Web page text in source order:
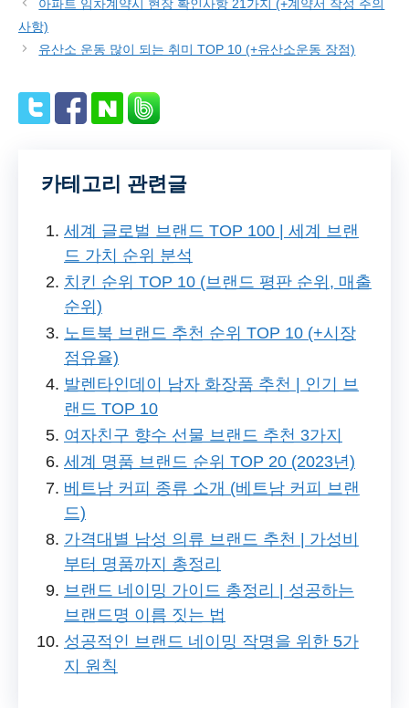
아파트 임차계약시 현장 확인사항 21가지 (+계약서 작성 주의
사항)
유산소 운동 많이 되는 취미 TOP 10 (+유산소운동 장점)
카테고리 관련글
세계 글로벌 브랜드 TOP 100 | 세계 브랜
드 가치 순위 분석
치킨 순위 TOP 10 (브랜드 평판 순위, 매출
순위)
노트북 브랜드 추천 순위 TOP 10 (+시장
점유율)
발렌타인데이 남자 화장품 추천 | 인기 브
랜드 TOP 10
여자친구 향수 선물 브랜드 추천 3가지
세계 명품 브랜드 순위 TOP 20 (2023년)
베트남 커피 종류 소개 (베트남 커피 브랜
드)
가격대별 남성 의류 브랜드 추천 | 가성비
부터 명품까지 총정리
브랜드 네이밍 가이드 총정리 | 성공하는
브랜드명 이름 짓는 법
성공적인 브랜드 네이밍 작명을 위한 5가
지 원칙